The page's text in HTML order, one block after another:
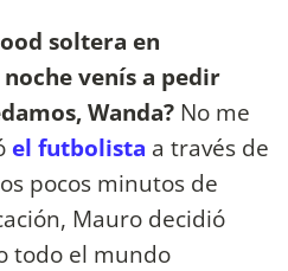
soltera en
venís a pedir
Wanda? No me
el futbolista a través de
pocos minutos de
Mauro decidió
todo el mundo